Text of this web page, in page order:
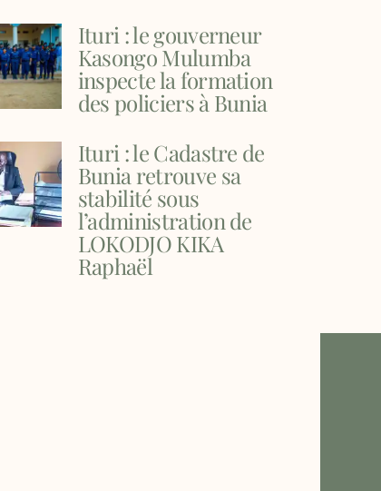
Ituri : le gouverneur
Kasongo Mulumba
inspecte la formation
des policiers à Bunia
Ituri : le Cadastre de
Bunia retrouve sa
stabilité sous
l’administration de
LOKODJO KIKA
Raphaël